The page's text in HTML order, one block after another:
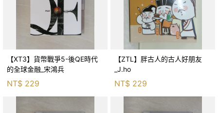
【XT3】貨幣戰爭5-後QE時代
的全球金融_宋鴻兵
NT$ 229
【ZTL】胖古人的古人好朋友
_J.ho
NT$ 229